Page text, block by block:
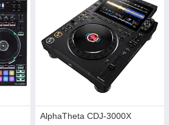
AlphaTheta CDJ-3000X